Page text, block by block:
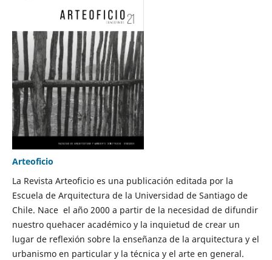
Arteoficio
La Revista Arteoficio es una publicación editada por la
Escuela de Arquitectura de la Universidad de Santiago de
Chile. Nace el año 2000 a partir de la necesidad de difundir
nuestro quehacer académico y la inquietud de crear un
lugar de reflexión sobre la enseñanza de la arquitectura y el
urbanismo en particular y la técnica y el arte en general.